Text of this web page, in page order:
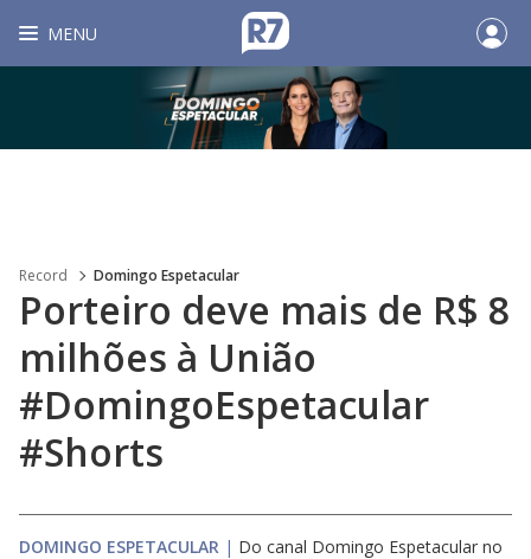
MENU
Record Domingo Espetacular
Porteiro deve mais de R$ 8
milhões à União
#DomingoEspetacular
#Shorts
DOMINGO ESPETACULAR | Do canal Domingo Espetacular no